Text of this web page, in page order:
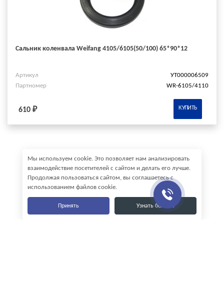
Сальник коленвала Weifang 4105/6105(50/100) 65*90*12
Артикул
УТ000006509
Партномер
WR-6105/4110
610 ₽ КУПИТЬ
Мы используем cookie. Это позволяет нам анализировать
взаимодействие посетителей с сайтом и делать его лучше.
Продолжая пользоваться сайтом, вы соглашаетесь с
использованием файлов cookie.
Принять Узнать больше